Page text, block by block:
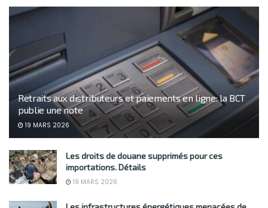
Retraits aux distributeurs et paiements en ligne: la BCT
publie une note
19 MARS 2026
Les droits de douane supprimés pour ces
importations. Détails
19 MARS 2026